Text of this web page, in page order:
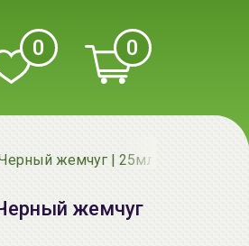
0 0
жемчуг | 25мл | Cream Mask
жемчуг